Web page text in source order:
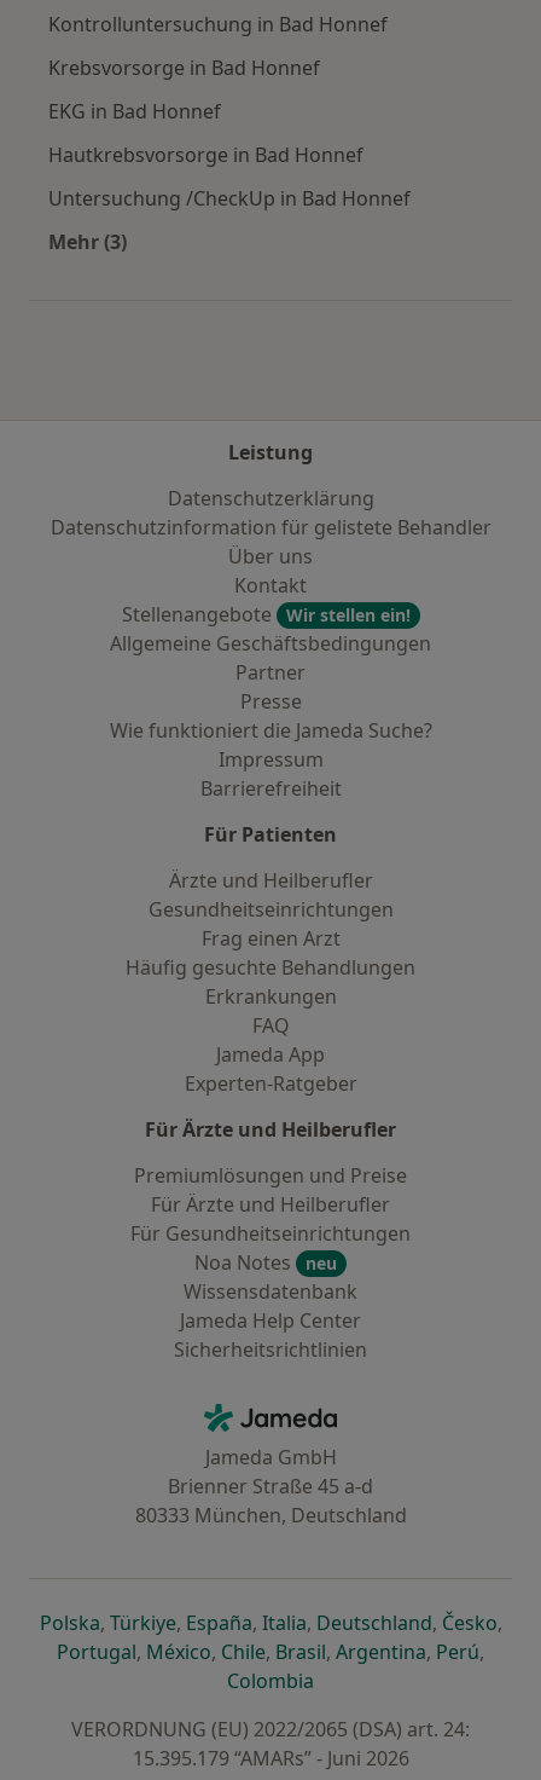
Kontrolluntersuchung in Bad Honnef
Krebsvorsorge in Bad Honnef
EKG in Bad Honnef
Hautkrebsvorsorge in Bad Honnef
Untersuchung /CheckUp in Bad Honnef
Mehr (3)
Leistung
Datenschutzerklärung
Datenschutzinformation für gelistete Behandler
Über uns
Kontakt
Stellenangebote
Wir stellen ein!
Allgemeine Geschäftsbedingungen
Partner
Presse
Wie funktioniert die Jameda Suche?
Impressum
Barrierefreiheit
Für Patienten
Ärzte und Heilberufler
Gesundheitseinrichtungen
Frag einen Arzt
Häufig gesuchte Behandlungen
Erkrankungen
FAQ
Jameda App
Experten-Ratgeber
Für Ärzte und Heilberufler
Premiumlösungen und Preise
Für Ärzte und Heilberufler
Für Gesundheitseinrichtungen
Noa Notes
neu
Wissensdatenbank
Jameda Help Center
Sicherheitsrichtlinien
Jameda - Startseite
Jameda GmbH
Brienner Straße 45 a-d
80333 München, Deutschland
Polskaöffnet in einer neuen Registerkarte
, Türkiyeöffnet in einer neuen Registerkarte
, Españaöffnet in einer neuen
, Italiaöffnet in einer neuen
, Deutschlandöffnet in
, Česko,
Portugalöffnet in einer neuen Registerkarte
, Méxicoöffnet in einer neuen Registerkarte
, Chileöffnet in einer neuen
, Brasilöffnet in einer neuen
, Argentinaöffnet in
, Perúöffnet
,
Colombia
VERORDNUNG (EU) 2022/2065 (DSA) art. 24:
15.395.179 “AMARs” - Juni 2026